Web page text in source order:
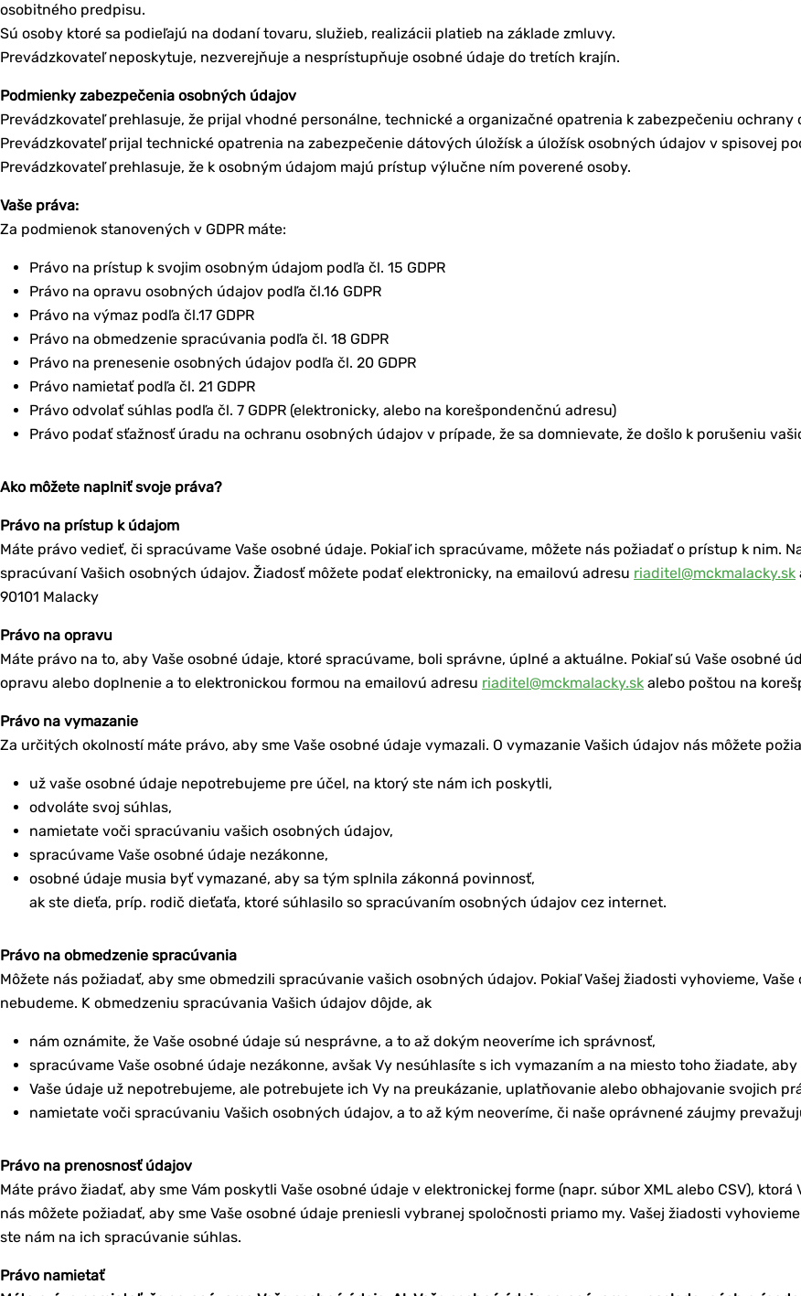
osobitného predpisu.
Sú osoby ktoré sa podieľajú na dodaní tovaru, služieb, realizácii platieb na základe zmluvy.
Prevádzkovateľ neposkytuje, nezverejňuje a nesprístupňuje osobné údaje do tretích krajín.
Podmienky zabezpečenia osobných údajov
Prevádzkovateľ prehlasuje, že prijal vhodné personálne, technické a organizačné opatrenia k zabezpečeniu ochrany
Prevádzkovateľ prijal technické opatrenia na zabezpečenie dátových úložísk a úložísk osobných údajov v spisovej
Prevádzkovateľ prehlasuje, že k osobným údajom majú prístup výlučne ním poverené osoby.
Vaše práva:
Za podmienok stanovených v GDPR máte:
Právo na prístup k svojim osobným údajom podľa čl. 15 GDPR
Právo na opravu osobných údajov podľa čl.16 GDPR
Právo na výmaz podľa čl.17 GDPR
Právo na obmedzenie spracúvania podľa čl. 18 GDPR
Právo na prenesenie osobných údajov podľa čl. 20 GDPR
Právo namietať podľa čl. 21 GDPR
Právo odvolať súhlas podľa čl. 7 GDPR (elektronicky, alebo na korešpondenčnú adresu)
Právo podať sťažnosť úradu na ochranu osobných údajov v prípade, že sa domnievate, že došlo k porušeniu
Ako môžete naplniť svoje práva?
Právo na prístup k údajom
Máte právo vedieť, či spracúvame Vaše osobné údaje. Pokiaľ ich spracúvame, môžete nás požiadať o prístup k nim.
spracúvaní Vašich osobných údajov. Žiadosť môžete podať elektronicky, na emailovú adresu riaditel@mckmalacky.sk
90101 Malacky
Právo na opravu
Máte právo na to, aby Vaše osobné údaje, ktoré spracúvame, boli správne, úplné a aktuálne. Pokiaľ sú Vaše osobné
opravu alebo doplnenie a to elektronickou formou na emailovú adresu riaditel@mckmalacky.sk alebo poštou na
Právo na vymazanie
Za určitých okolností máte právo, aby sme Vaše osobné údaje vymazali. O vymazanie Vašich údajov nás môžete
už vaše osobné údaje nepotrebujeme pre účel, na ktorý ste nám ich poskytli,
odvoláte svoj súhlas,
namietate voči spracúvaniu vašich osobných údajov,
spracúvame Vaše osobné údaje nezákonne,
osobné údaje musia byť vymazané, aby sa tým splnila zákonná povinnosť,
ak ste dieťa, príp. rodič dieťaťa, ktoré súhlasilo so spracúvaním osobných údajov cez internet.
Právo na obmedzenie spracúvania
Môžete nás požiadať, aby sme obmedzili spracúvanie vašich osobných údajov. Pokiaľ Vašej žiadosti vyhovieme,
nebudeme. K obmedzeniu spracúvania Vašich údajov dôjde, ak
nám oznámite, že Vaše osobné údaje sú nesprávne, a to až dokým neoveríme ich správnosť,
spracúvame Vaše osobné údaje nezákonne, avšak Vy nesúhlasíte s ich vymazaním a na miesto toho žiadate,
Vaše údaje už nepotrebujeme, ale potrebujete ich Vy na preukázanie, uplatňovanie alebo obhajovanie svojich
namietate voči spracúvaniu Vašich osobných údajov, a to až kým neoveríme, či naše oprávnené záujmy
Právo na prenosnosť údajov
Máte právo žiadať, aby sme Vám poskytli Vaše osobné údaje v elektronickej forme (napr. súbor XML alebo CSV),
nás môžete požiadať, aby sme Vaše osobné údaje preniesli vybranej spoločnosti priamo my. Vašej žiadosti
ste nám na ich spracúvanie súhlas.
Právo namietať